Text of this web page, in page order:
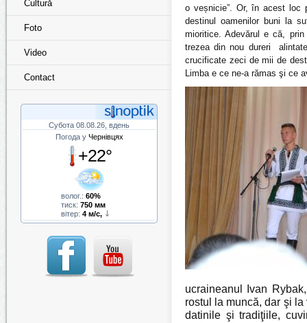
Cultură
Foto
Video
Contact
Субота 08.08.26, вдень
Погода у Чернівцях
+22°
волог.: 60%
тиск: 750 мм
вітер: 4 м/с,
o veșnicie”. Or, în acest loc
destinul oamenilor buni la
mioritice. Adevărul e că, prin
trezea din nou dureri
crucificate zeci de mii de
Limba e ce ne-a rămas şi ce
ucraineanul Ivan
rostul la muncă, dar şi
datinile şi tradiţiile,